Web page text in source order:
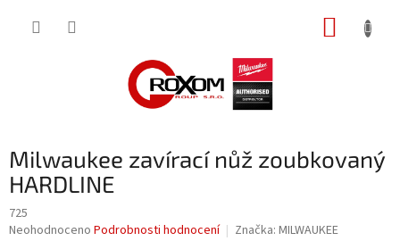
Milwaukee zavírací nůž zoubkovaný
HARDLINE
725
Průměrné
Neohodnoceno Podrobnosti hodnocení Značka: MILWAUKEE